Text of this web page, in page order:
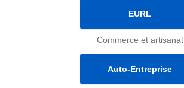
EURL
Commerce et artisanat
Auto-Entreprise